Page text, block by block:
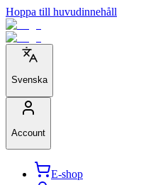
Hoppa till huvudinnehåll
Svenska
Account
E-shop